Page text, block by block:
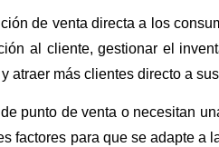
de venta directa a los
al cliente, gestionar el
atraer más clientes directo a
punto de venta o necesitan
factores para que se adapte a